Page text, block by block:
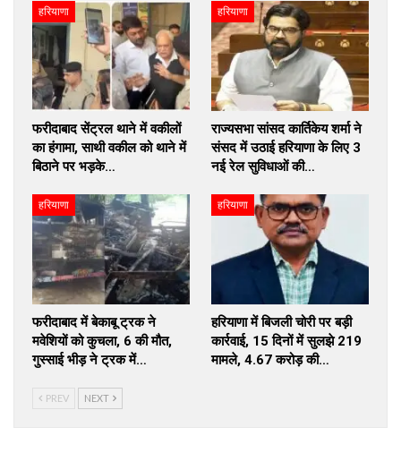
हरियाणा
फरीदाबाद सेंट्रल थाने में वकीलों
का हंगामा, साथी वकील को थाने में
बिठाने पर भड़के…
हरियाणा
राज्यसभा सांसद कार्तिकेय शर्मा ने
संसद में उठाई हरियाणा के लिए 3
नई रेल सुविधाओं की…
हरियाणा
फरीदाबाद में बेकाबू ट्रक ने
मवेशियों को कुचला, 6 की मौत,
गुस्साई भीड़ ने ट्रक में…
हरियाणा
हरियाणा में बिजली चोरी पर बड़ी
कार्रवाई, 15 दिनों में सुलझे 219
मामले, ₹4.67 करोड़ की…
PREV NEXT